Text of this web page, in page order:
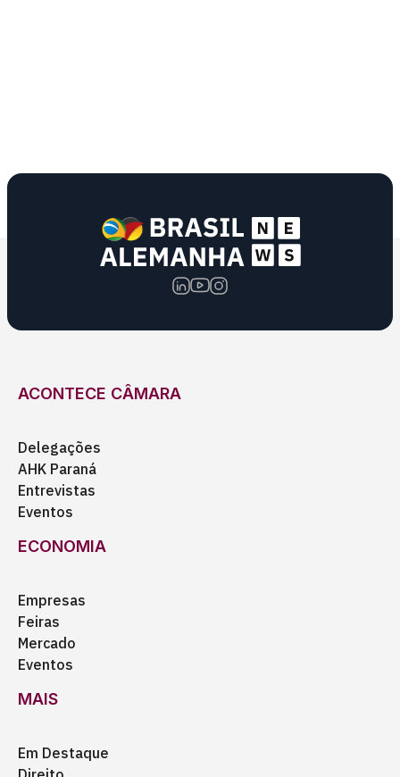
ACONTECE CÂMARA
Delegações
AHK Paraná
Entrevistas
Eventos
ECONOMIA
Empresas
Feiras
Mercado
Eventos
MAIS
Em Destaque